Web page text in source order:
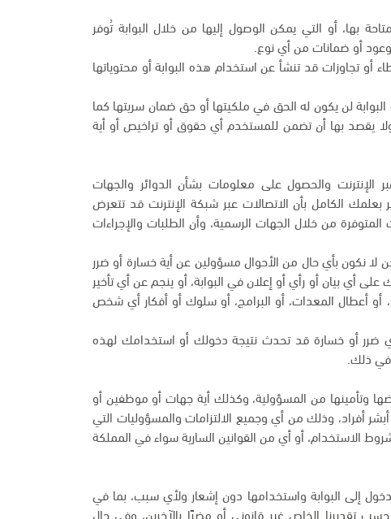
بها، أو التي يمكن الوصول إليها من خلال البوابة تُوفر
أو ضمانات من أي نوع.
أو تجاوزات قد تنشأ عن استخدام هذه البوابة أو محتوياتها
لن يكون له الحق في ملكيتها أو حق ضمان سريتها كما
يقصد بها أن تضمن للمستخدم أي حقوق أو تراخيص أو أية
عبر الإنترنت والحصول على معلومات بشأن الدوائر والجهات
بعلمك الكامل بأن الاتصالات عبر شبكة الإنترنت قد تتعرض
من خلال الجهات الرسمية، وأن الطلبات والإجراءات
لا نكون بأي حال من الأحوال مسؤولين عن أية خسارة أو ضرر
أي بيان أو رأي أو إعلان في البوابة، أو ينجم عن أي تأخير
أو أعطال المعدات، أو البرامج، أو سلوك أو أفكار أي شخص
ضرر أو خسارة قد تحدث نتيجة دخولك أو استخدامك لهذه
في ذلك.
وتأمينها من المسؤولية، وكذلك أية جهات أو موظفين أو
أفراد، وذلك من أي وجميع الالتزامات والمسؤوليات التي
الاستخدام، أو أي من القوانين السارية سواء في المملكة
إلى البوابة واستخدامها دون إشعار ولأي سبب، بما في
تقديرنا الخاص غير قانوني أو مضرًا بالآخرين، وفي حال